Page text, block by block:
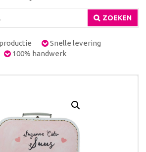
ZOEKEN
Snelle levering
100% handwerk